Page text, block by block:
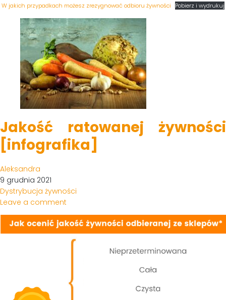
W jakich przypadkach możesz zrezygnować odbioru żywności Pobierz i wydrukuj
Jakość ratowanej żywności
[infografika]
Aleksandra
9 grudnia 2021
Dystrybucja żywności
Leave a comment